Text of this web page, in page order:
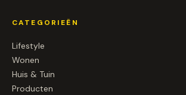
CATEGORIEËN
Lifestyle
Wonen
Huis & Tuin
Producten